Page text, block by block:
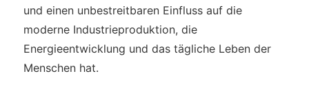
und einen unbestreitbaren Einfluss auf die
moderne Industrieproduktion, die
Energieentwicklung und das tägliche Leben der
Menschen hat.